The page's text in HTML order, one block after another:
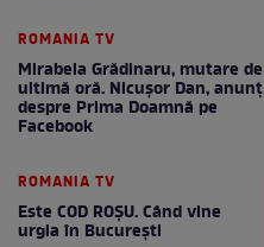
ROMANIA TV
Mirabela Grădinaru, mutare de
ultimă oră. Nicuşor Dan, anunţ
despre Prima Doamnă pe
Facebook
ROMANIA TV
Este COD ROŞU. Când vine
urgia în Bucureşti